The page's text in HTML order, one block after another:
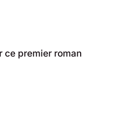
ce premier roman